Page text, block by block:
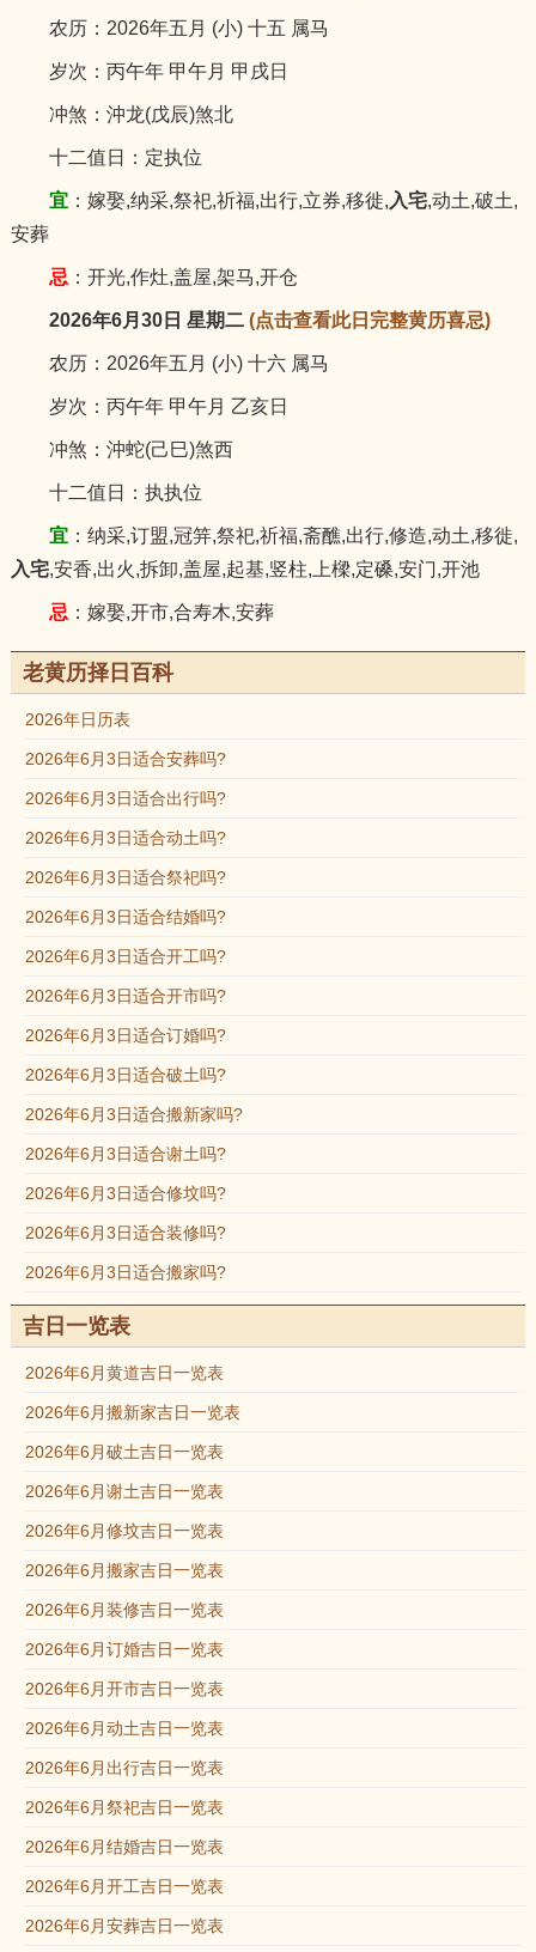
农历：2026年五月 (小) 十五 属马
岁次：丙午年 甲午月 甲戌日
冲煞：沖龙(戊辰)煞北
十二值日：定执位
宜：嫁娶,纳采,祭祀,祈福,出行,立券,移徙, 入宅,动土,破土,
安葬
忌 ：开光,作灶,盖屋,架马,开仓
2026年6月30日 星期二 (点击查看此日完整黄历喜忌)
农历：2026年五月 (小) 十六 属马
岁次：丙午年 甲午月 乙亥日
冲煞：沖蛇(己巳)煞西
十二值日：执执位
宜：纳采,订盟,冠笄,祭祀,祈福,斋醮,出行,修造,动土,移徙,
入宅,安香,出火,拆卸,盖屋,起基,竖柱,上樑,定磉,安门,开池
忌 ：嫁娶,开市,合寿木,安葬
老黄历择日百科
2026年日历表
2026年6月3日适合安葬吗?
2026年6月3日适合出行吗?
2026年6月3日适合动土吗?
2026年6月3日适合祭祀吗?
2026年6月3日适合结婚吗?
2026年6月3日适合开工吗?
2026年6月3日适合开市吗?
2026年6月3日适合订婚吗?
2026年6月3日适合破土吗?
2026年6月3日适合搬新家吗?
2026年6月3日适合谢土吗?
2026年6月3日适合修坟吗?
2026年6月3日适合装修吗?
2026年6月3日适合搬家吗?
吉日一览表
2026年6月黄道吉日一览表
2026年6月搬新家吉日一览表
2026年6月破土吉日一览表
2026年6月谢土吉日一览表
2026年6月修坟吉日一览表
2026年6月搬家吉日一览表
2026年6月装修吉日一览表
2026年6月订婚吉日一览表
2026年6月开市吉日一览表
2026年6月动土吉日一览表
2026年6月出行吉日一览表
2026年6月祭祀吉日一览表
2026年6月结婚吉日一览表
2026年6月开工吉日一览表
2026年6月安葬吉日一览表